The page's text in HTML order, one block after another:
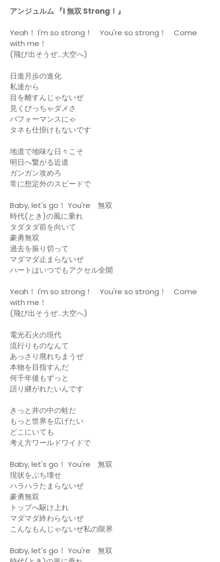
アンジュルム 『I 無双 Strong！』
Yeah！ I'm so strong！ You're so strong！ Come
with me！
(飛び出そうぜ...大空へ)
日進月歩の進化
私達から
目を離すんじゃないぜ
見くびっちゃダメさ
パフォーマンスにゃ
タネも仕掛けもないです
地道で地味な日々こそ
明日へ繋がる近道
ガンガン攻めろ
常に想定外のスピードで
Baby, let's go！ You're 無双
時代(とき)の風に乗れ
タダタダ前を向いて
豪勇無双
過去を振り切って
マダマダ止まらないぜ
ハートはいつでもアクセル全開
Yeah！ I'm so strong！ You're so strong！ Come
with me！
(飛び出そうぜ...大空へ)
電光石火の現代
流行りものなんて
あっさり廃れちまうぜ
本物を目指すんだ
何千年後もずっと
語り継がれたいんです
きっと井の中の蛙だ
もっと世界を広げたい
どこにいても
考え方ワールドワイドで
Baby, let's go！ You're 無双
現状をぶち壊せ
ハラハラたまらないぜ
豪勇無双
トップへ駆け上れ
マダマダ終わらないぜ
こんなもんじゃないぜ私の限界
Baby, let's go！ You're 無双